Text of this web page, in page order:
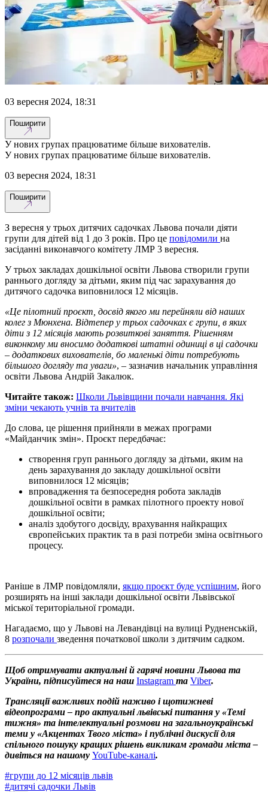
03 вересня 2024, 18:31
Поширити
У нових групах працюватиме більше вихователів.
У нових групах працюватиме більше вихователів.
03 вересня 2024, 18:31
Поширити
З вересня у трьох дитячих садочках Львова почали діяти
групи для дітей від 1 до 3 років. Про це повідомили на
засіданні виконавчого комітету ЛМР 3 вересня.
У трьох закладах дошкільної освіти Львова створили групи
раннього догляду за дітьми, яким під час зарахування до
дитячого садочка виповнилося 12 місяців.
«Це пілотний проєкт, досвід якого ми перейняли від наших
колег з Мюнхена. Відтепер у трьох садочках є групи, в яких
діти з 12 місяців мають розвиткові заняття. Рішенням
виконкому ми вносимо додаткові штатні одиниці в ці садочки
– додаткових вихователів, бо маленькі діти потребують
більшого догляду та уваги», – зазначив начальник управління
освіти Львова Андрій Закалюк.
Читайте також: Школи Львівщини почали навчання. Які
зміни чекають учнів та вчителів
До слова, це рішення прийняли в межах програми
«Майданчик змін». Проєкт передбачає:
створення груп раннього догляду за дітьми, яким на
день зарахування до закладу дошкільної освіти
виповнилося 12 місяців;
впровадження та безпосередня робота закладів
дошкільної освіти в рамках пілотного проекту нової
дошкільної освіти;
аналіз здобутого досвіду, врахування найкращих
європейських практик та в разі потреби зміна освітнього
процесу.
Раніше в ЛМР повідомляли, якщо проєкт буде успішним, його
розширять на інші заклади дошкільної освіти Львівської
міської територіальної громади.
Нагадаємо, що у Львові на Левандівці на вулиці Рудненській,
8 розпочали зведення початкової школи з дитячим садком.
Щоб отримувати актуальні й гарячі новини Львова та
України, підписуйтеся на наш Instagram та Viber.
Трансляції важливих подій наживо і щотижневі
відеопрограми – про актуальні львівські питання у «Темі
тижня» та інтелектуальні розмови на загальноукраїнські
теми у «Акцентах Твого міста» і публічні дискусії для
спільного пошуку кращих рішень викликам громади міста –
дивіться на нашому YouTube-каналі.
#групи до 12 місяців львів
#дитячі садочки Львів